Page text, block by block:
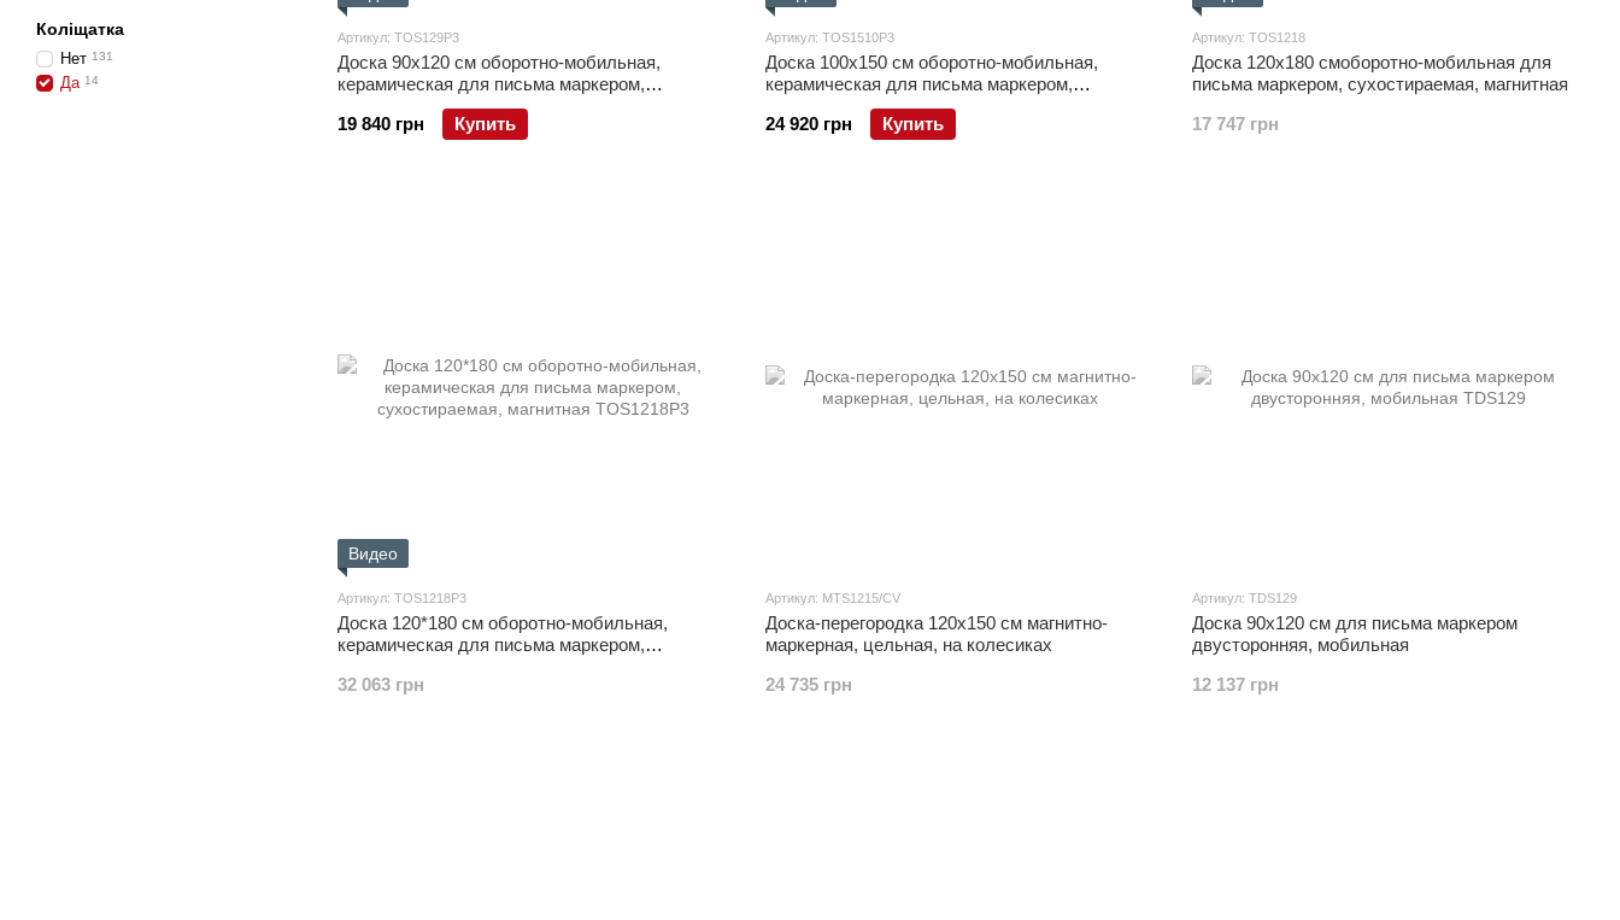
Артикул: TOS129P3
Доска 90x120 см оборотно-мобильная,
керамическая для письма маркером,
сухостираемая, магнитная
19 840 грн
Купить
Артикул: TOS1510P3
Доска 100x150 см оборотно-мобильная,
керамическая для письма маркером,
сухостираемая, магнитная
24 920 грн
Купить
Артикул: TOS1218
Доска 120x180 смоборотно-мобильная для
письма маркером, сухостираемая, магнитная
17 747 грн
Видео
Артикул: TOS1218P3
Доска 120*180 см оборотно-мобильная,
керамическая для письма маркером,
32 063 грн
Артикул: MTS1215/CV
Доска-перегородка 120x150 см магнитно-
маркерная, цельная, на колесиках
24 735 грн
Артикул: TDS129
Доска 90x120 см для письма маркером
двусторонняя, мобильная
12 137 грн
Коліщатка
Нет 131
Да 14